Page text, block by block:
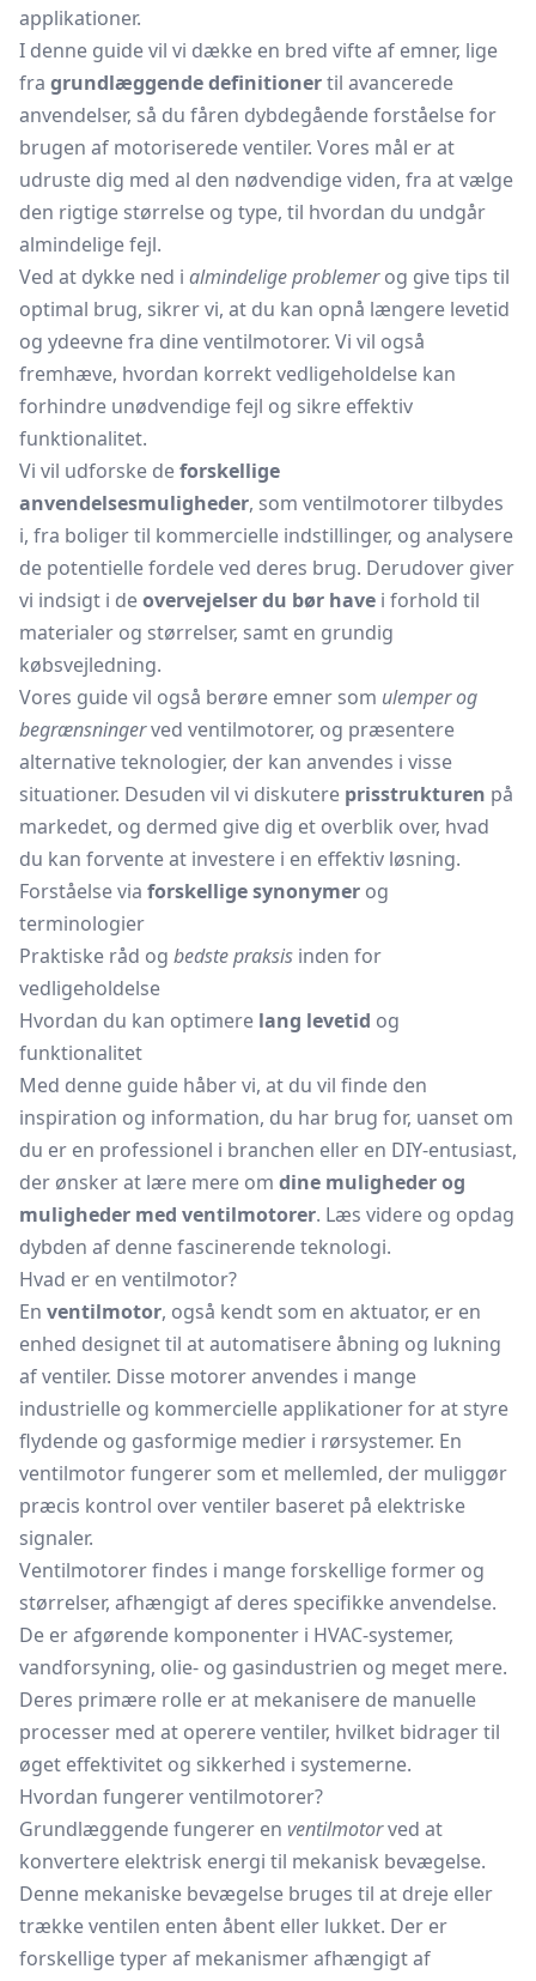
applikationer.
I denne guide vil vi dække en bred vifte af emner, lige
fra grundlæggende definitionertil avancerede
anvendelser, så du fåren dybdegående forståelse for
brugen af motoriserede ventiler. Vores mål er at
udruste dig med al den nødvendige viden, fra at vælge
den rigtige størrelse og type, til hvordan du undgår
almindelige fejl.
Ved at dykke ned i almindelige problemerog give tips til
optimal brug, sikrer vi, at du kan opnå længere levetid
og ydeevne fra dine ventilmotorer. Vi vil også
fremhæve, hvordan korrekt vedligeholdelse kan
forhindre unødvendige fejl og sikre effektiv
funktionalitet.
Vi vil udforske deforskellige
anvendelsesmuligheder, som ventilmotorer tilbydes
i, fra boliger til kommercielle indstillinger, og analysere
de potentielle fordele ved deres brug. Derudover giver
vi indsigt i deovervejelser du bør have i forhold til
materialer og størrelser, samt en grundig
købsvejledning.
Vores guide vil også berøre emner som ulemper og
begrænsningerved ventilmotorer, og præsentere
alternative teknologier, der kan anvendes i visse
situationer. Desuden vil vi diskutere prisstrukturen på
markedet, og dermed give dig et overblik over, hvad
du kan forvente at investere i en effektiv løsning.
Forståelse via forskellige synonymer og
terminologier
Praktiske råd og bedste praksis inden for
vedligeholdelse
Hvordan du kan optimere lang levetid og
funktionalitet
Med denne guide håber vi, at du vil finde den
inspiration og information, du har brug for, uanset om
du er en professionel i branchen eller en DIY-entusiast,
der ønsker at lære mere om dine muligheder og
muligheder med ventilmotorer. Læs videre og opdag
dybden af denne fascinerende teknologi.
Hvad er en ventilmotor?
En ventilmotor, også kendt som en aktuator, er en
enhed designet til at automatisere åbning og lukning
af ventiler. Disse motorer anvendes i mange
industrielle og kommercielle applikationer for at styre
flydende og gasformige medier i rørsystemer. En
ventilmotor fungerer som et mellemled, der muliggør
præcis kontrol over ventiler baseret på elektriske
signaler.
Ventilmotorer findes i mange forskellige former og
størrelser, afhængigt af deres specifikke anvendelse.
De er afgørende komponenter i HVAC-systemer,
vandforsyning, olie- og gasindustrien og meget mere.
Deres primære rolle er at mekanisere de manuelle
processer med at operere ventiler, hvilket bidrager til
øget effektivitet og sikkerhed i systemerne.
Hvordan fungerer ventilmotorer?
Grundlæggende fungerer en ventilmotorved at
konvertere elektrisk energi til mekanisk bevægelse.
Denne mekaniske bevægelse bruges til at dreje eller
trække ventilen enten åbent eller lukket. Der er
forskellige typer af mekanismer afhængigt af